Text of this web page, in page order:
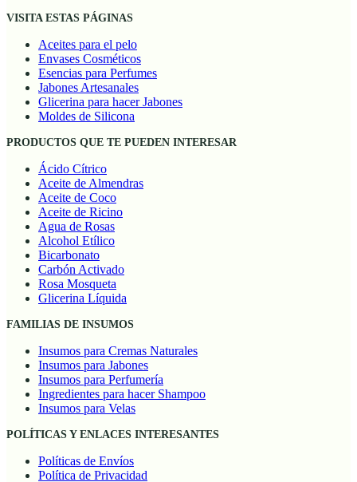
VISITA ESTAS PÁGINAS
Aceites para el pelo
Envases Cosméticos
Esencias para Perfumes
Jabones Artesanales
Glicerina para hacer Jabones
Moldes de Silicona
PRODUCTOS QUE TE PUEDEN INTERESAR
Ácido Cítrico
Aceite de Almendras
Aceite de Coco
Aceite de Ricino
Agua de Rosas
Alcohol Etílico
Bicarbonato
Carbón Activado
Rosa Mosqueta
Glicerina Líquida
FAMILIAS DE INSUMOS
Insumos para Cremas Naturales
Insumos para Jabones
Insumos para Perfumería
Ingredientes para hacer Shampoo
Insumos para Velas
POLÍTICAS Y ENLACES INTERESANTES
Políticas de Envíos
Política de Privacidad